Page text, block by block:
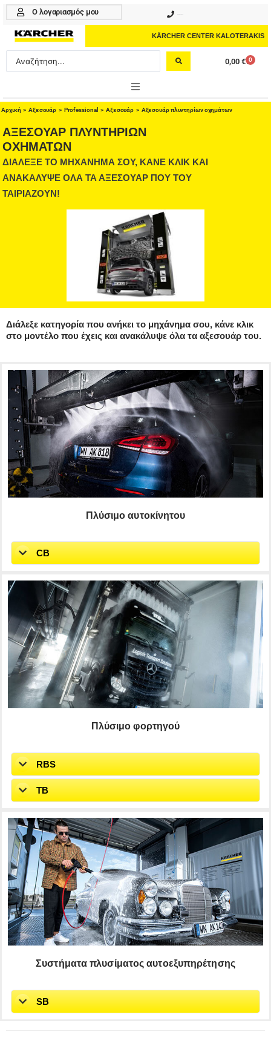
Μετάβαση
περιεχόμενο
Ο λογαριασμός μου
KÄRCHER CENTER KALOTERAKIS
Search
...
0,00 € 0
Cart
ONLINE SHOP
HOME & GARDEN
PROFESSIONAL
ΑΞΕΣΟΥΑΡ
ΥΠΗΡΕΣΙΕΣ-ΝΕΑ-ΛΥΣΕΙΣ
Αρχική > Αξεσουάρ > Professional > Αξεσουάρ > Αξεσουάρ πλυντηρίων οχημάτων
ΑΞΕΣΟΥΆΡ ΠΛΥΝΤΗΡΊΩΝ
ΟΧΗΜΆΤΩΝ
ΔΙΑΛΕΞΕ ΤΟ ΜΗΧΑΝΗΜΑ ΣΟΥ, ΚΑΝΕ ΚΛΙΚ ΚΑΙ
ΑΝΑΚΑΛΥΨΕ ΟΛΑ ΤΑ ΑΞΕΣΟΥΑΡ ΠΟΥ ΤΟΥ
ΤΑΙΡΙΑΖΟΥΝ!
Διάλεξε κατηγορία που ανήκει το μηχάνημα σου, κάνε κλικ
στο μοντέλο που έχεις και ανακάλυψε όλα τα αξεσουάρ του.
Πλύσιμο αυτοκίνητου
CB
Πλύσιμο φορτηγού
RBS
TB
Συστήματα πλυσίματος αυτοεξυπηρέτησης
SB